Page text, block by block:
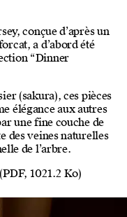
conçue d’après un
a d’abord été
“Dinner
(sakura), ces pièces
élégance aux autres
une fine couche de
des veines naturelles
de l’arbre.
(PDF, 1021.2 Ko)